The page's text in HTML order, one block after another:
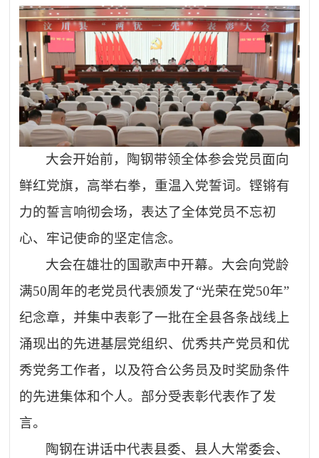
大会开始前，陶钢带领全体参会党员面向
鲜红党旗，高举右拳，重温入党誓词。铿锵有
力的誓言响彻会场，表达了全体党员不忘初
心、牢记使命的坚定信念。
大会在雄壮的国歌声中开幕。大会向党龄
满50周年的老党员代表颁发了“光荣在党50年”
纪念章，并集中表彰了一批在全县各条战线上
涌现出的先进基层党组织、优秀共产党员和优
秀党务工作者，以及符合公务员及时奖励条件
的先进集体和个人。部分受表彰代表作了发
言。
陶钢在讲话中代表县委、县人大常委会、